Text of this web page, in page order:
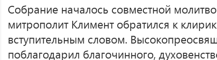
Собрание началось совместной
митрополит Климент обратился к
вступительным словом.
поблагодарил благочинного,